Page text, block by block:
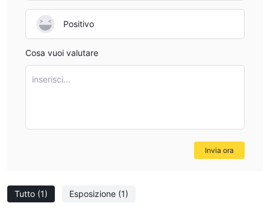
Tutto (1) Esposizione (1)
Positivo
Cosa vuoi valutare
inserisci...
Invia ora